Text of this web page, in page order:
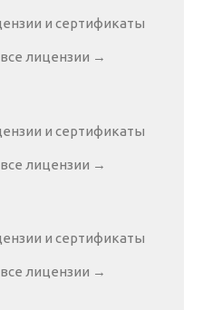
все лицензии →
все лицензии →
все лицензии →